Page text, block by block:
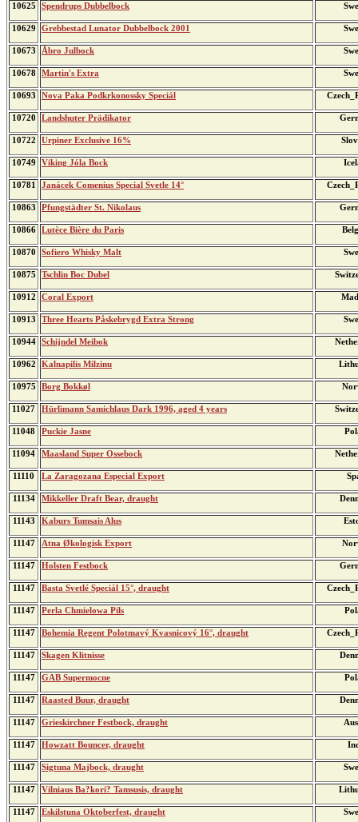
10625 Spendrups Dubbelbock
10629 Grebbestad Lunator Dubbelbock 2001
10673 Åbro Julbock
10678 Martin's Extra
10693 Nova Paka Podkrkonossky Speciál
10720 Landshuter Prädikator
10722 Urpiner Exclusive 16%
10749 Viking Jóla Bock
10781 Janácek Comenius Special Svetle 14°
10863 Pfungstädter St. Nikolaus
10866 Lutèce Bière du Paris
10870 Sofiero Whisky Malt
10875 Tschlin Boc Dubel
10912 Coral Export
10913 Three Hearts Påskebrygd Extra Strong
10944 Schijndel Meibok
10962 Kalnapilis Milzinu
10975 Borg Bokkøl
11027 Hürlimann Samichlaus Dark 1996, aged 4 years
11048 Puckie Jasne
11094 Maasland Super Ossebock
11110 La Zaragozana Especial Export
11134 Mikkeller Draft Bear, draught
11143 Kaburs Tumsais Alus
11147 Atna Økologisk Export
11147 Holsten Festbock
11147 Basta Svetlé Speciál 15°, draught
11147 Perla Chmielowa Pils
11147 Bohemia Regent Polotmavý Kvasnicový 16°, draught
11147 Skagen Klitnisse
11147 GAB Supermocne
11147 Raasted Buur, draught
11147 Grieskirchner Festbock, draught
11147 Howzatt Bouncer, draught
11147 Sigtuna Majbock, draught
11147 Vilniaus Ba?kori? Tamsusis, draught
11147 Eskilstuna Oktoberfest, draught